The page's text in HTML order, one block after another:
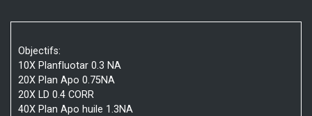
Objectifs:
10X Planfluotar 0.3 NA
20X Plan Apo 0.75NA
20X LD 0.4 CORR
40X Plan Apo huile 1.3NA